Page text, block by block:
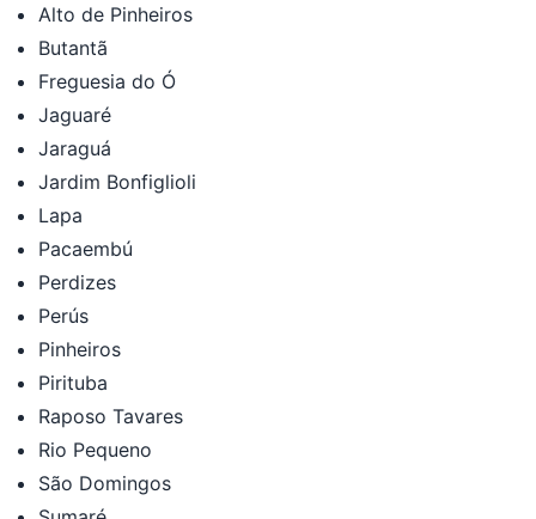
Alto de Pinheiros
Butantã
Freguesia do Ó
Jaguaré
Jaraguá
Jardim Bonfiglioli
Lapa
Pacaembú
Perdizes
Perús
Pinheiros
Pirituba
Raposo Tavares
Rio Pequeno
São Domingos